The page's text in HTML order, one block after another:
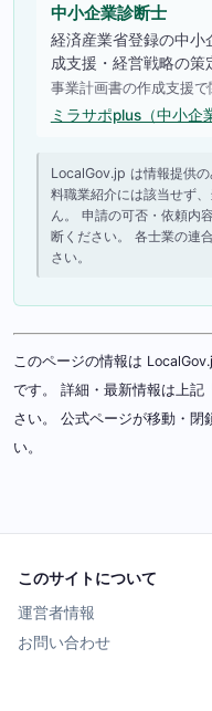
中小企業診断士
経済産業省登録の中小
成支援・経営戦略の策
事業計画書の作成支援で
ミラサポplus（中小企
LocalGov.jp は情報提供
料職業紹介には該当せず
ん。 申請の可否・依頼内
断ください。 各士業の連
さい。
このページの情報は
です。 詳細・最新情報は上記
さい。 公式ページが移動・閉
い。
このサイトについて
運営者情報
お問い合わせ